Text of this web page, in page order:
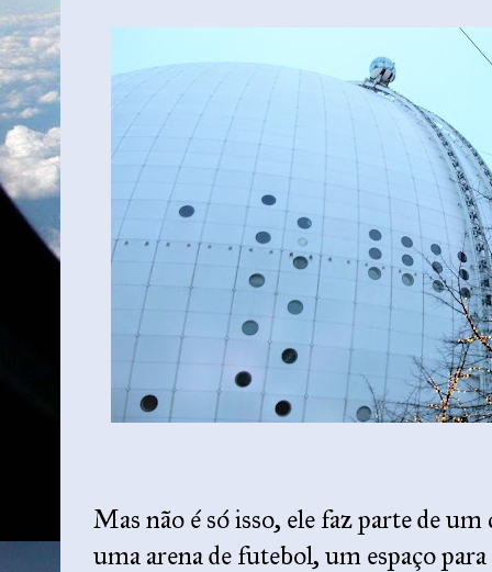
Mas não é só isso, ele faz parte de
uma arena de futebol, um espaço